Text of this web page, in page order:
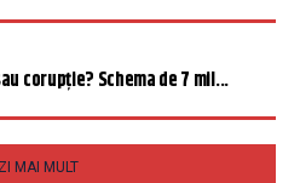
corupție? Schema de 7 mil...
MAI MULT